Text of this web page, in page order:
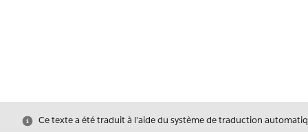
Fermer
Ce texte a été traduit à l’aide du système de traduction